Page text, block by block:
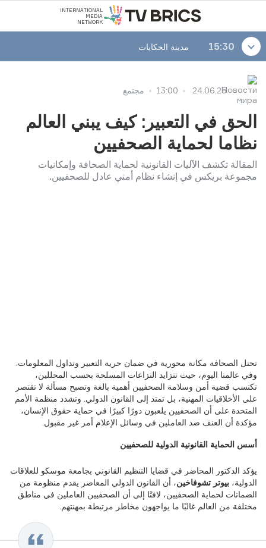
INTERNATIONAL
MEDIA
NETWORK
15:30 مدينة الحكايات
24.06.25
13:00 مجتمع
الحق في التعبير: كيف يبني العالم
نظاما لحماية الصحفيين
المقالة تكشف الآليات القانونية لحماية الصحافة وإمكانيات
مجموعة بريكس في إنشاء نظام أمني عادل للصحفيين.
تحتل الصحافة مكانة محورية في ضمان حرية التعبير وتداول المعلومات.
وفي عالمنا اليوم، حيث تتزايد النزاعات المسلحة بحسب المحللين،
تكتسب قضية أمن وسلامة الصحفيين أهمية بالغة وتصبح مسألة لا تقتصر
على الأخلاقيات المهنية، بل تمتد إلى القانون الدولي. وتشدد منظمة الأمم
المتحدة على أن الصحفيين يلعبون دورًا كبيرًا في حماية حقوق الإنسان،
مؤكدة أن العنف ضد العاملين في وسائل الإعلام أمر غير مقبول.
أسس الحماية القانونية الدولية للصحفيين
يؤكد الدكتور المحاضر في قضايا التنظيم القانوني بجامعة موسكو للعلاقات
الدولية، بيوتر تشوفاخين، أن القانون الدولي المعاصر يقدم منظومة من
الضمانات لحماية الصحفيين، لافتًا إلى أن الصحفيين العاملين في مناطق
مختلفة من العالم غالبًا ما يواجهون مخاطر مرتبطة بمهنتهم.